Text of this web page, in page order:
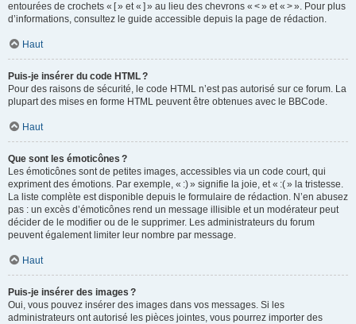
entourées de crochets « [ » et « ] » au lieu des chevrons « < » et « > ». Pour plus
d’informations, consultez le guide accessible depuis la page de rédaction.
Haut
Puis-je insérer du code HTML ?
Pour des raisons de sécurité, le code HTML n’est pas autorisé sur ce forum. La
plupart des mises en forme HTML peuvent être obtenues avec le BBCode.
Haut
Que sont les émoticônes ?
Les émoticônes sont de petites images, accessibles via un code court, qui
expriment des émotions. Par exemple, « :) » signifie la joie, et « :( » la tristesse.
La liste complète est disponible depuis le formulaire de rédaction. N’en abusez
pas : un excès d’émoticônes rend un message illisible et un modérateur peut
décider de le modifier ou de le supprimer. Les administrateurs du forum
peuvent également limiter leur nombre par message.
Haut
Puis-je insérer des images ?
Oui, vous pouvez insérer des images dans vos messages. Si les
administrateurs ont autorisé les pièces jointes, vous pourrez importer des